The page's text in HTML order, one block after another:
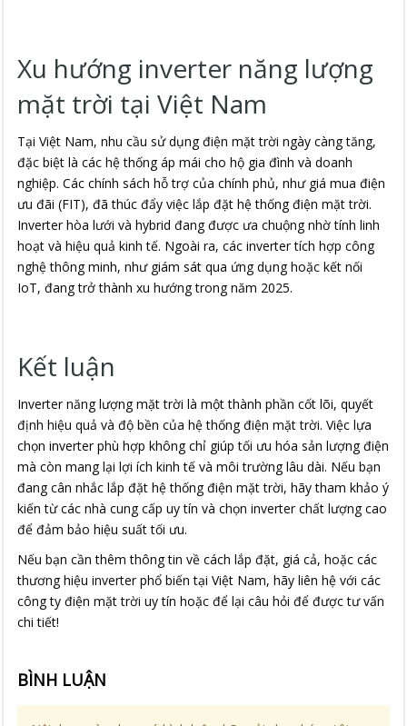
Xu hướng inverter năng lượng
mặt trời tại Việt Nam
Tại Việt Nam, nhu cầu sử dụng điện mặt trời ngày càng tăng,
đặc biệt là các hệ thống áp mái cho hộ gia đình và doanh
nghiệp. Các chính sách hỗ trợ của chính phủ, như giá mua điện
ưu đãi (FIT), đã thúc đẩy việc lắp đặt hệ thống điện mặt trời.
Inverter hòa lưới và hybrid đang được ưa chuộng nhờ tính linh
hoạt và hiệu quả kinh tế. Ngoài ra, các inverter tích hợp công
nghệ thông minh, như giám sát qua ứng dụng hoặc kết nối
IoT, đang trở thành xu hướng trong năm 2025.
Kết luận
Inverter năng lượng mặt trời là một thành phần cốt lõi, quyết
định hiệu quả và độ bền của hệ thống điện mặt trời. Việc lựa
chọn inverter phù hợp không chỉ giúp tối ưu hóa sản lượng điện
mà còn mang lại lợi ích kinh tế và môi trường lâu dài. Nếu bạn
đang cân nhắc lắp đặt hệ thống điện mặt trời, hãy tham khảo ý
kiến từ các nhà cung cấp uy tín và chọn inverter chất lượng cao
để đảm bảo hiệu suất tối ưu.
Nếu bạn cần thêm thông tin về cách lắp đặt, giá cả, hoặc các
thương hiệu inverter phổ biến tại Việt Nam, hãy liên hệ với các
công ty điện mặt trời uy tín hoặc để lại câu hỏi để được tư vấn
chi tiết!
BÌNH LUẬN